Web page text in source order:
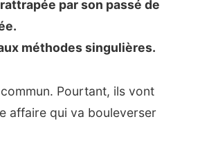
par son passé de
méthodes singulières.
commun. Pourtant, ils vont
affaire qui va bouleverser